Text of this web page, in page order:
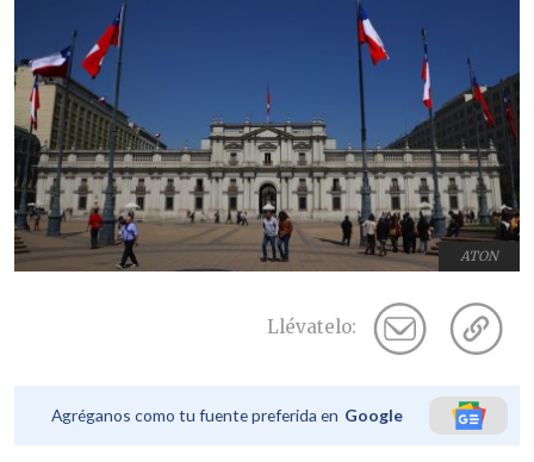
ATON
Llévatelo:
Agréganos como tu fuente preferida en Google